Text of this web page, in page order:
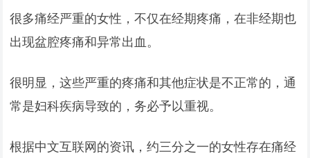
很多痛经严重的女性，不仅在经期疼痛，在非经期也
出现盆腔疼痛和异常出血。
很明显，这些严重的疼痛和其他症状是不正常的，通
常是妇科疾病导致的，务必予以重视。
根据中文互联网的资讯，约三分之一的女性存在痛经